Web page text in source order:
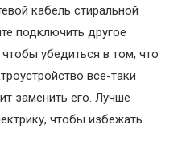
кабель стиральной
подключить другое
убедиться в том, что
все-таки
заменить его. Лучше
чтобы избежать